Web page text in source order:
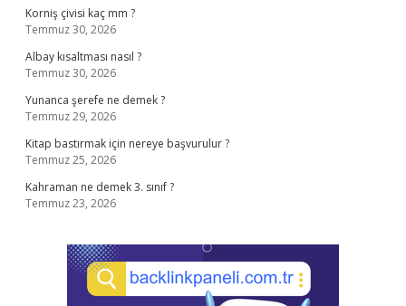
Korniş çivisi kaç mm ?
Temmuz 30, 2026
Albay kısaltması nasıl ?
Temmuz 30, 2026
Yunanca şerefe ne demek ?
Temmuz 29, 2026
Kitap bastırmak için nereye başvurulur ?
Temmuz 25, 2026
Kahraman ne demek 3. sınıf ?
Temmuz 23, 2026